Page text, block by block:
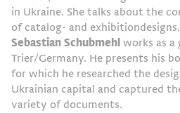
in Ukraine. She talks about the
of catalog- and exhibitiondesigns.
Sebastian Schubmehl works as a
Trier/Germany. He presents his
for which he researched the
Ukrainian capital and captured
variety of documents.